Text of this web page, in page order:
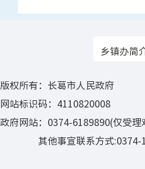
乡镇办简
版权所有：长葛市人民政府
网站标识码：4110820008
政府网站：0374-6189890(仅受
其他事宣联系方式:0374-